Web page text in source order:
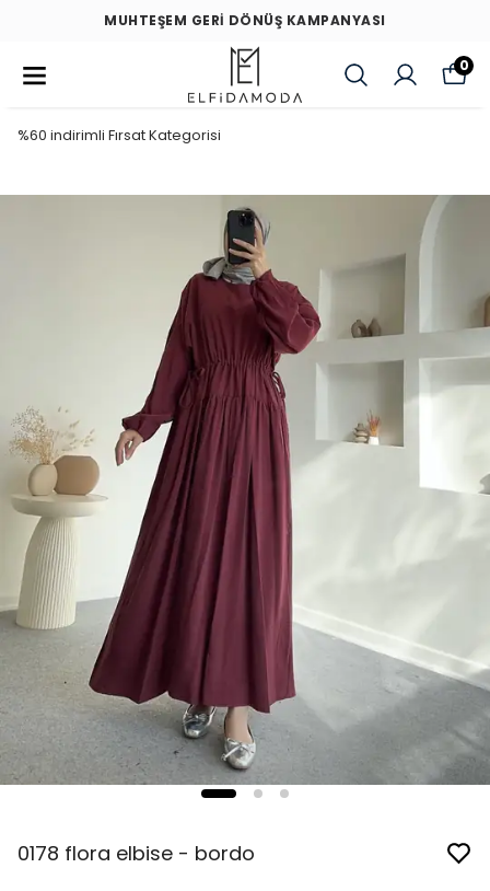
MUHTEŞEM GERİ DÖNÜŞ KAMPANYASI
0
%60 indirimli Fırsat Kategorisi
0178 flora elbise - bordo